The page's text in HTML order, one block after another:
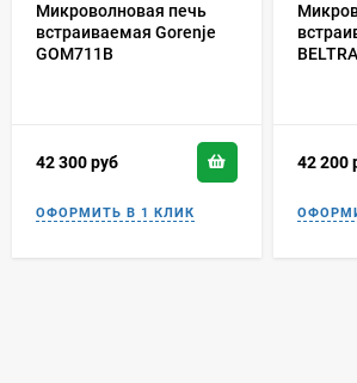
Микроволновая печь
встраиваемая Gorenje
GOM711B
42 300руб 42 200